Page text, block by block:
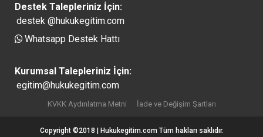
Destek Talepleriniz İçin:
destek @hukukegitim.com
Whatsapp Destek Hattı
Kurumsal Talepleriniz İçin:
egitim@hukukegitim.com
KVKK Aydınlatma Metni İade ve Değişim Şartları
Copyright ©2018 | Hukukegitim.com Tüm hakları saklıdır.